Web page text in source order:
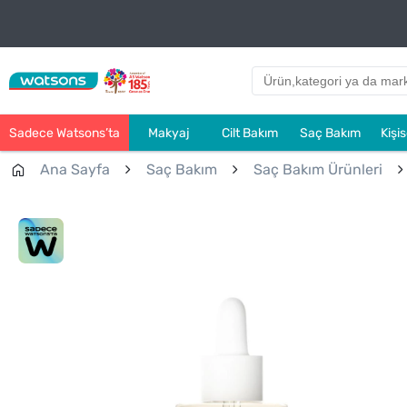
Sadece Watsons’ta Makyaj Cilt Bakım Saç Bakım
Ana Sayfa Saç Bakım Saç Bakım Ürünleri